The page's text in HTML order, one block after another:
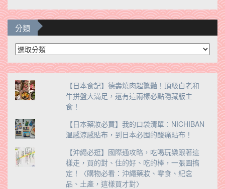
分類
分
類
【日本食記】德壽燒肉超驚豔！頂級白老和
牛拼盤大滿足，還有這兩樣必點隱藏版主
食！
【日本藥妝必買】我的口袋清單：NICHIBAN
溫感涼感貼布，到日本必囤的酸痛貼布！
【沖繩必逛】國際通攻略，吃喝玩樂跟著這
樣走，買的對、住的好、吃的棒，一張圖搞
定！〈購物必看：沖繩藥妝、零食、紀念
品、土產，這樣買才對〉